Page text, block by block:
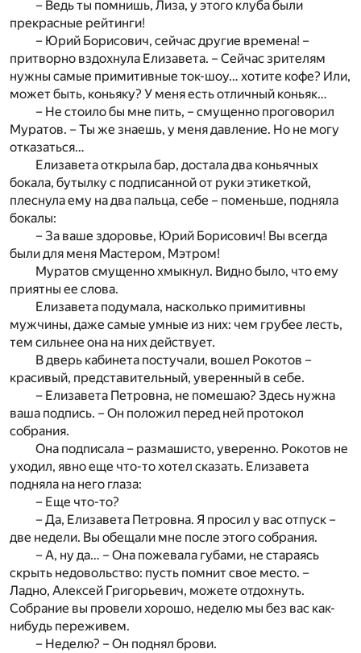
– Ведь ты помнишь, Лиза, у этого клуба были
прекрасные рейтинги!
– Юрий Борисович, сейчас другие времена! –
притворно вздохнула Елизавета. – Сейчас зрителям
нужны самые примитивные ток-шоу… хотите кофе? Или,
может быть, коньяку? У меня есть отличный коньяк…
– Не стоило бы мне пить, – смущенно проговорил
Муратов. – Ты же знаешь, у меня давление. Но не могу
отказаться…
Елизавета открыла бар, достала два коньячных
бокала, бутылку с подписанной от руки этикеткой,
плеснула ему на два пальца, себе – поменьше, подняла
бокалы:
– За ваше здоровье, Юрий Борисович! Вы всегда
были для меня Мастером, Мэтром!
Муратов смущенно хмыкнул. Видно было, что ему
приятны ее слова.
Елизавета подумала, насколько примитивны
мужчины, даже самые умные из них: чем грубее лесть,
тем сильнее она на них действует.
В дверь кабинета постучали, вошел Рокотов –
красивый, представительный, уверенный в себе.
– Елизавета Петровна, не помешаю? Здесь нужна
ваша подпись. – Он положил перед ней протокол
собрания.
Она подписала – размашисто, уверенно. Рокотов не
уходил, явно еще что-то хотел сказать. Елизавета
подняла на него глаза:
– Еще что-то?
– Да, Елизавета Петровна. Я просил у вас отпуск –
две недели. Вы обещали мне после этого собрания.
– А, ну да… – Она пожевала губами, не стараясь
скрыть недовольство: пусть помнит свое место. –
Ладно, Алексей Григорьевич, можете отдохнуть.
Собрание вы провели хорошо, неделю мы без вас как-
нибудь переживем.
– Неделю? – Он поднял брови.